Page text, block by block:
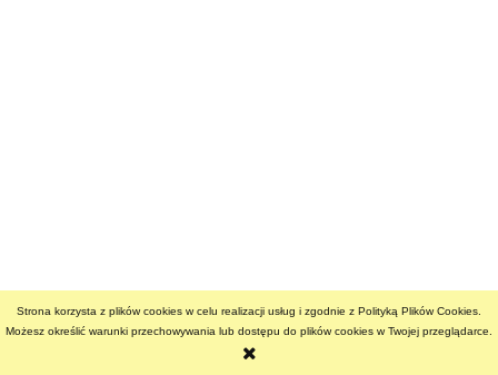
Strona korzysta z plików cookies w celu realizacji usług i zgodnie z Polityką Plików Cookies.
Możesz określić warunki przechowywania lub dostępu do plików cookies w Twojej przeglądarce.